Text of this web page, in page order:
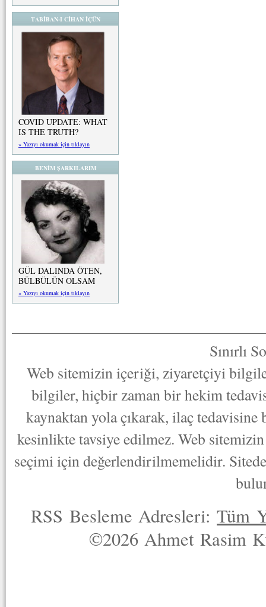
TABİBAN-I CİHAN İÇÜN
COVID UPDATE: WHAT
IS THE TRUTH?
» Yazıyı okumak için tıklayın
BENİM ŞARKILARIM
GÜL DALINDA ÖTEN,
BÜLBÜLÜN OLSAM
» Yazıyı okumak için tıklayın
Sınırlı
Web sitemizin içeriği, ziyaretçiyi
bilgiler, hiçbir zaman bir hekim
kaynaktan yola çıkarak, ilaç
kesinlikte tavsiye edilmez. Web
seçimi için değerlendirilmemelidir.
RSS Besleme Adresleri:Tüm
©2026 Ahmet Rasim